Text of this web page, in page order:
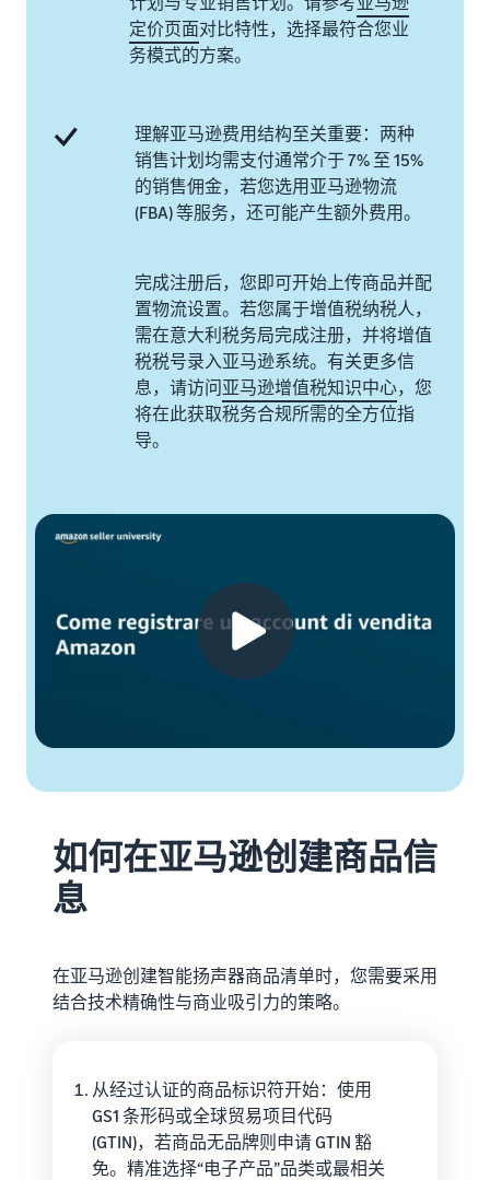
定价页面对比特性，选择最符合您业
务模式的方案。
理解亚马逊费用结构至关重要：两种
销售计划均需支付通常介于 7% 至 15%
的销售佣金，若您选用亚马逊物流
(FBA) 等服务，还可能产生额外费用。
完成注册后，您即可开始上传商品并配
置物流设置。若您属于增值税纳税人，
需在意大利税务局完成注册，并将增值
税税号录入亚马逊系统。有关更多信
息，请访问亚马逊增值税知识中心，您
将在此获取税务合规所需的全方位指
导。
如何在亚马逊创建商品信
息
在亚马逊创建智能扬声器商品清单时，您需要采用
结合技术精确性与商业吸引力的策略。
从经过认证的商品标识符开始：使用
GS1 条形码或全球贸易项目代码
(GTIN)，若商品无品牌则申请 GTIN 豁
免。精准选择“电子产品”品类或最相关